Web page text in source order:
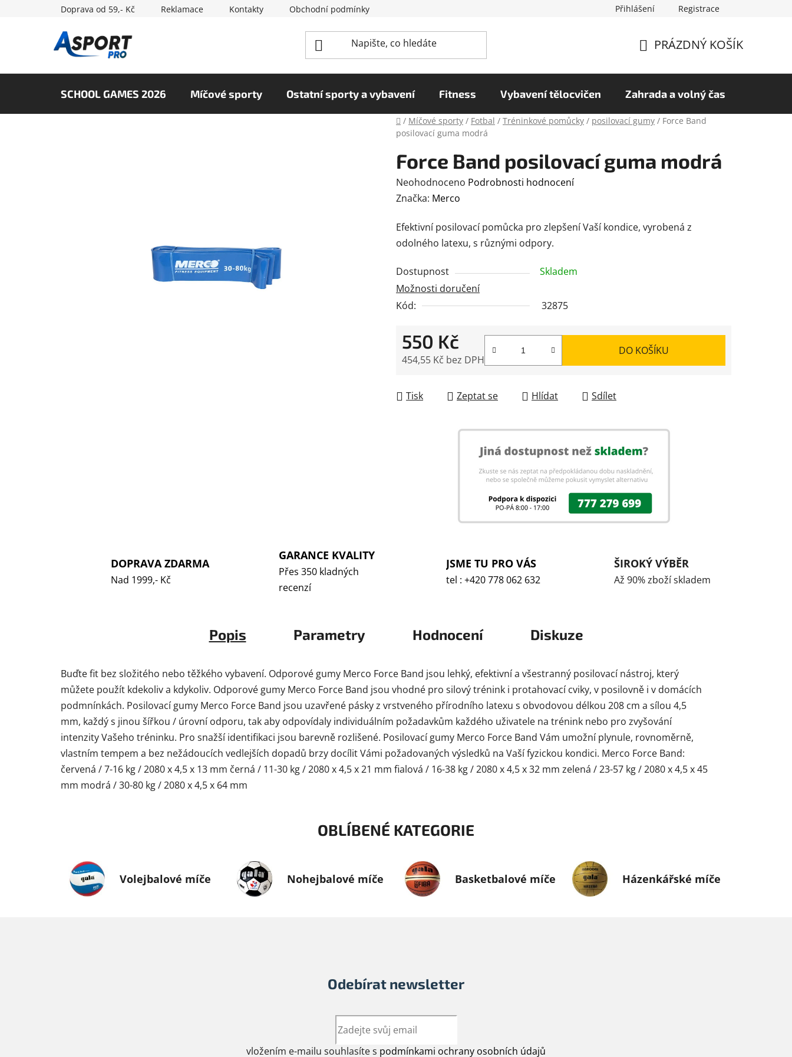
Doprava od 59,- Kč Reklamace Kontakty Obchodní podmínky Podmínky ochrany osobních údajů Hodnocení obchodu
Přihlášení Registrace
KOŠÍK
PRÁZDNÝ KOŠÍK
SCHOOL GAMES 2026 Míčové sporty Ostatní sporty a vybavení Fitness Vybavení tělocvičen Zahrada a volný čas
Domů
/ Míčové sporty / Fotbal / Tréninkové pomůcky / posilovací gumy / Force Band
posilovací guma modrá
Force Band posilovací guma modrá
Průměrné
hodnocení
je
0,0
5
hvězdiček.
Neohodnoceno Podrobnosti hodnocení
Značka: Merco
Efektivní posilovací pomůcka pro zlepšení Vaší kondice, vyrobená z
odolného latexu, s různými odpory.
Dostupnost
Skladem
Možnosti doručení
Kód:
32875
550 Kč
454,55 Kč bez DPH
DO KOŠÍKU
Tisk Zeptat se Hlídat Sdílet
DOPRAVA ZDARMA
Nad 1999,- Kč
GARANCE KVALITY
Přes 350 kladných
recenzí
JSME TU PRO VÁS
tel : +420 778 062 632
ŠIROKÝ VÝBĚR
Až 90% zboží skladem
Popis Parametry Hodnocení Diskuze
Buďte fit bez složitého nebo těžkého vybavení. Odporové gumy Merco Force Band jsou lehký, efektivní a všestranný posilovací nástroj, který
můžete použít kdekoliv a kdykoliv. Odporové gumy Merco Force Band jsou vhodné pro silový trénink i protahovací cviky, v posilovně i v domácích
podmnínkách. Posilovací gumy Merco Force Band jsou uzavřené pásky z vrstveného přírodního latexu s obvodovou délkou 208 cm a sílou 4,5
mm, každý s jinou šířkou / úrovní odporu, tak aby odpovídaly individuálním požadavkům každého uživatele na trénink nebo pro zvyšování
intenzity Vašeho tréninku. Pro snažší identifikaci jsou barevně rozlišené. Posilovací gumy Merco Force Band Vám umožní plynule, rovnoměrně,
vlastním tempem a bez nežádoucích vedlejších dopadů brzy docílit Vámi požadovaných výsledků na Vaší fyzickou kondici. Merco Force Band:
červená / 7-16 kg / 2080 x 4,5 x 13 mm černá / 11-30 kg / 2080 x 4,5 x 21 mm fialová / 16-38 kg / 2080 x 4,5 x 32 mm zelená / 23-57 kg / 2080 x 4,5 x 45
mm modrá / 30-80 kg / 2080 x 4,5 x 64 mm
OBLÍBENÉ KATEGORIE
Volejbalové míče Nohejbalové míče Basketbalové míče Házenkářské míče
Odebírat newsletter
vložením e-mailu souhlasíte s podmínkami ochrany osobních údajů